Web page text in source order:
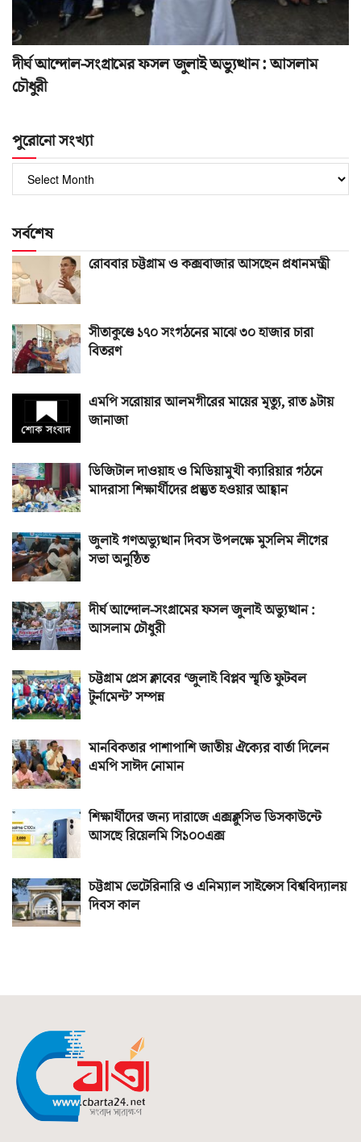
দীর্ঘ আন্দোল-সংগ্রামের ফসল জুলাই অভ্যুত্থান : আসলাম
চৌধুরী
পুরোনো সংখ্যা
সংখ্যা
সর্বশেষ
রোববার চট্টগ্রাম ও কক্সবাজার আসছেন প্রধানমন্ত্রী
সীতাকুণ্ডে ১৭০ সংগঠনের মাঝে ৩০ হাজার চারা
বিতরণ
এমপি সরোয়ার আলমগীরের মায়ের মৃত্যু, রাত ৯টায়
জানাজা
ডিজিটাল দাওয়াহ ও মিডিয়ামুখী ক্যারিয়ার গঠনে
মাদরাসা শিক্ষার্থীদের প্রস্তুত হওয়ার আহ্বান
জুলাই গণঅভ্যুত্থান দিবস উপলক্ষে মুসলিম লীগের
সভা অনুষ্ঠিত
দীর্ঘ আন্দোল-সংগ্রামের ফসল জুলাই অভ্যুত্থান :
আসলাম চৌধুরী
চট্টগ্রাম প্রেস ক্লাবের ‘জুলাই বিপ্লব স্মৃতি ফুটবল
টুর্নামেন্ট’ সম্পন্ন
মানবিকতার পাশাপাশি জাতীয় ঐক্যের বার্তা দিলেন
এমপি সাঈদ নোমান
শিক্ষার্থীদের জন্য দারাজে এক্সক্লুসিভ ডিসকাউন্টে
আসছে রিয়েলমি সি১০০এক্স
চট্টগ্রাম ভেটেরিনারি ও এনিম্যাল সাইন্সেস বিশ্ববিদ্যালয়
দিবস কাল